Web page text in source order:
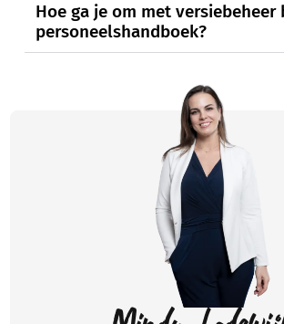
Hoe ga je om met versiebeheer
personeelshandboek?